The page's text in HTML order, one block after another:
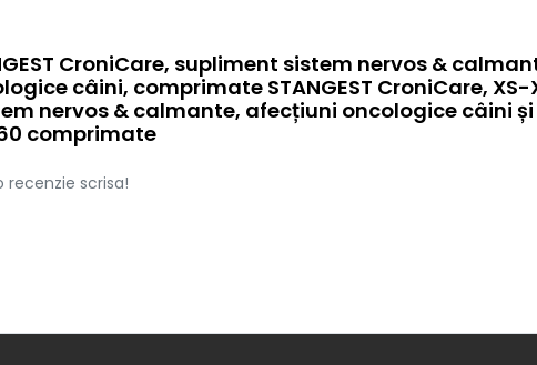
CroniCare, supliment sistem nervos &
câini, comprimate STANGEST CroniCare, XS-
nervos & calmante, afecțiuni oncologice câini și
comprimate
recenzie scrisa!